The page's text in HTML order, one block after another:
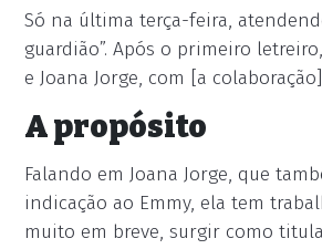
Só na última terça-feira,
guardião”. Após o primeiro
e Joana Jorge, com [a
A propósito
Falando em Joana Jorge, que
indicação ao Emmy, ela tem
muito em breve, surgir como